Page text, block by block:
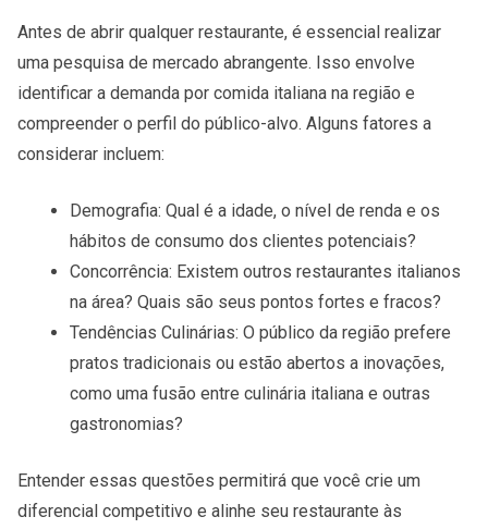
Antes de abrir qualquer restaurante, é essencial realizar
uma pesquisa de mercado abrangente. Isso envolve
identificar a demanda por comida italiana na região e
compreender o perfil do público-alvo. Alguns fatores a
considerar incluem:
Demografia: Qual é a idade, o nível de renda e os
hábitos de consumo dos clientes potenciais?
Concorrência: Existem outros restaurantes italianos
na área? Quais são seus pontos fortes e fracos?
Tendências Culinárias: O público da região prefere
pratos tradicionais ou estão abertos a inovações,
como uma fusão entre culinária italiana e outras
gastronomias?
Entender essas questões permitirá que você crie um
diferencial competitivo e alinhe seu restaurante às